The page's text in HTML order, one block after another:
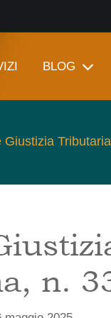
BLOG
Giustizia
n.